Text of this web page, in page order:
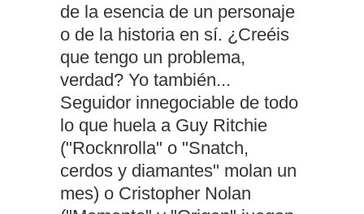
de la esencia de un personaje
o de la historia en sí. ¿Creéis
que tengo un problema,
verdad? Yo también...
Seguidor innegociable de todo
lo que huela a Guy Ritchie
("Rocknrolla" o "Snatch,
cerdos y diamantes" molan un
mes) o Cristopher Nolan